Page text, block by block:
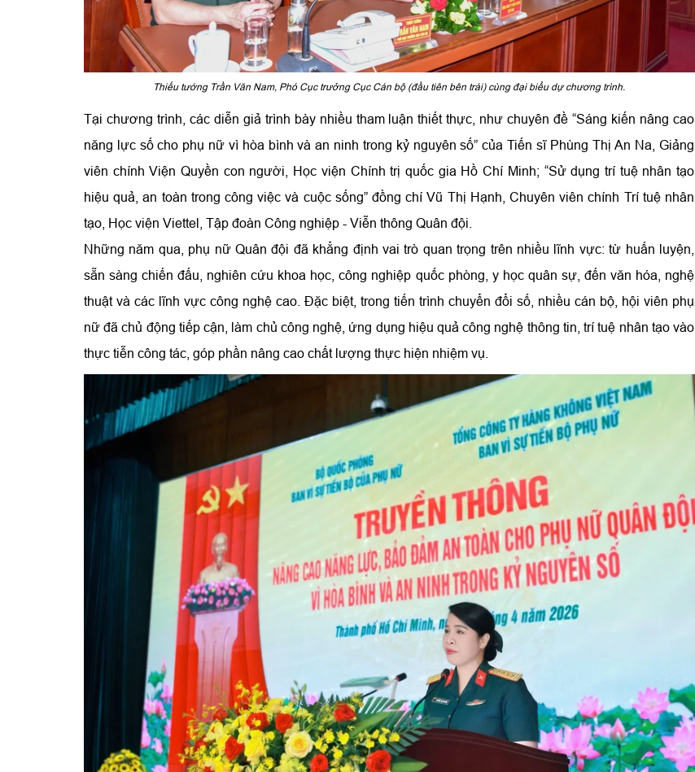
Thiếu tướng Trần Văn Nam, Phó Cục trưởng Cục Cán bộ (đầu tiên bên trái) cùng đại biểu dự chương trình.
Tại chương trình, các diễn giả trình bày nhiều tham luận thiết thực, như chuyên đề “Sáng kiến nâng cao
năng lực số cho phụ nữ vì hòa bình và an ninh trong kỷ nguyên số” của Tiến sĩ Phùng Thị An Na, Giảng
viên chính Viện Quyền con người, Học viện Chính trị quốc gia Hồ Chí Minh; “Sử dụng trí tuệ nhân tạo
hiệu quả, an toàn trong công việc và cuộc sống” đồng chí Vũ Thị Hạnh, Chuyên viên chính Trí tuệ nhân
tạo, Học viện Viettel, Tập đoàn Công nghiệp - Viễn thông Quân đội.
Những năm qua, phụ nữ Quân đội đã khẳng định vai trò quan trọng trên nhiều lĩnh vực: từ huấn luyện,
sẵn sàng chiến đấu, nghiên cứu khoa học, công nghiệp quốc phòng, y học quân sự, đến văn hóa, nghệ
thuật và các lĩnh vực công nghệ cao. Đặc biệt, trong tiến trình chuyển đổi số, nhiều cán bộ, hội viên phụ
nữ đã chủ động tiếp cận, làm chủ công nghệ, ứng dụng hiệu quả công nghệ thông tin, trí tuệ nhân tạo vào
thực tiễn công tác, góp phần nâng cao chất lượng thực hiện nhiệm vụ.